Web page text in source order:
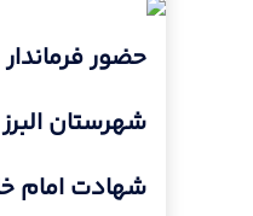
حضور
شهرستان
شهادت امام